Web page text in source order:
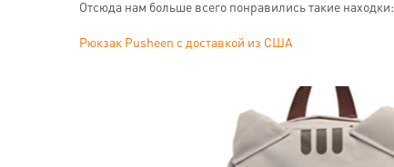
Отсюда нам больше всего понравились такие находки:
Рюкзак Pusheen с доставкой из США